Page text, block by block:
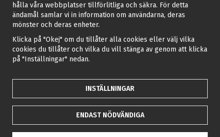
hålla våra webbplatser tillförlitliga och säkra. För detta
ändamål samlar vi in information om användarna, deras
mönster och deras enheter.
Klicka på "Okej" om du tillåter alla cookies eller välj vilka
cookies du tillåter och vilka du vill stänga av genom att klicka
på "Inställningar" nedan.
INSTÄLLNINGAR
ENDAST NÖDVÄNDIGA